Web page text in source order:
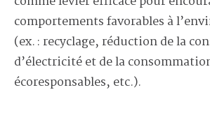
comportements favorables à
(ex. : recyclage, réduction de la
d’électricité et de la
écoresponsables, etc.).